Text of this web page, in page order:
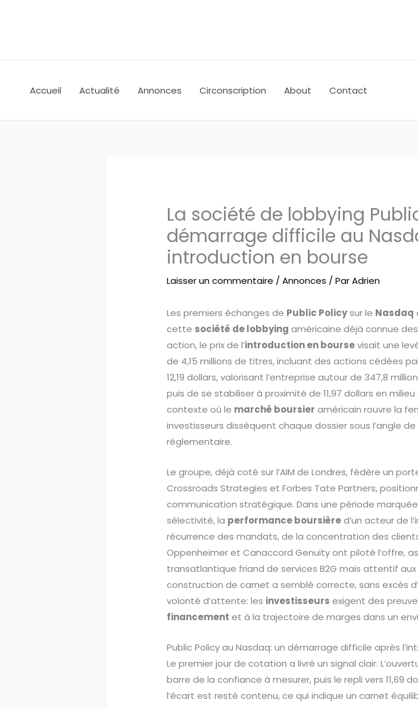
Accueil Actualité Annonces Circonscription About Contact
La société de lobbying
démarrage difficile au
introduction en bourse
Laisser un commentaire /Annonces / ParAdrien
Les premiers échanges de Public Policysur le Nasdaq
cette société de lobbying américaine déjà connue des
action, le prix de l’introduction en boursevisait une
de 4,15 millions de titres, incluant des actions cédées
12,19 dollars, valorisant l’entreprise autour de 347,8
puis de se stabiliser à proximité de 11,97 dollars en
contexte où le marché boursier américain rouvre la
investisseurs dissèquent chaque dossier sous l’angle
réglementaire.
Le groupe, déjà coté sur l’AIM de Londres, fédère un
Crossroads Strategies et Forbes Tate Partners,
communication stratégique. Dans une période
sélectivité, la performance boursièred’un acteur de
récurrence des mandats, de la concentration des
Oppenheimer et Canaccord Genuity ont piloté l’offre,
transatlantique friand de services B2G mais attentif
construction de carnet a semblé correcte, sans excès
volonté d’attente: les investisseurs exigent des
financement et à la trajectoire de marges dans un
Public Policy au Nasdaq: un démarrage difficile après
Le premier jour de cotation a livré un signal clair.
barre de la confiance à mesurer, puis le repli vers 11,69
l’écart est resté contenu, ce qui indique un carnet